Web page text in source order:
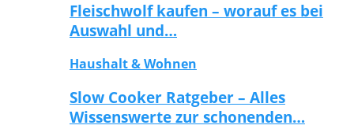
Fleischwolf kaufen – worauf es bei
Auswahl und…
Haushalt & Wohnen
Slow Cooker Ratgeber – Alles
Wissenswerte zur schonenden…